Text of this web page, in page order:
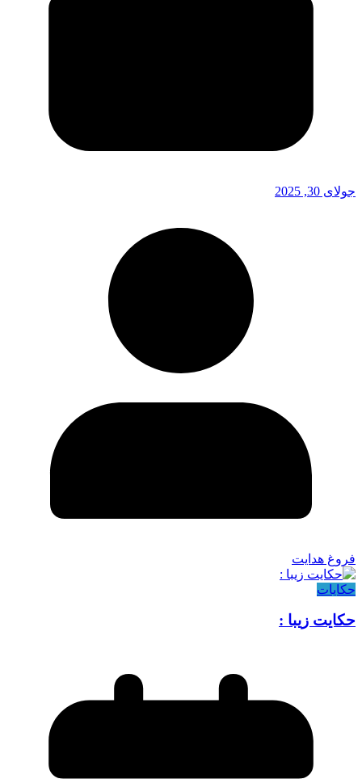
جولای 30, 2025
فروغ هدایت
حکایات
حکایت زیبا :